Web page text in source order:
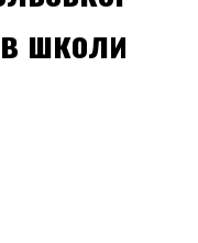
школи